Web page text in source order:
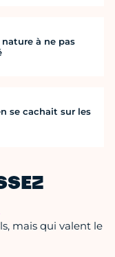
nature à ne pas
se cachait sur les
mais qui valent le